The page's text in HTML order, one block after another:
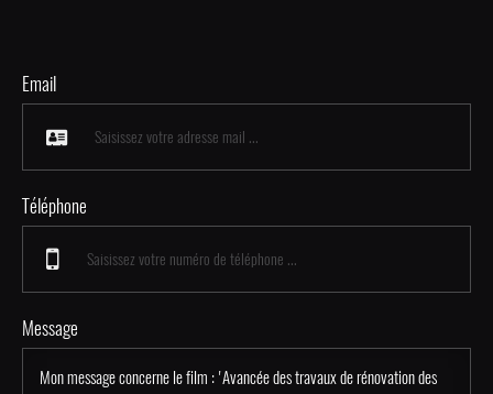
Email
Téléphone
Message